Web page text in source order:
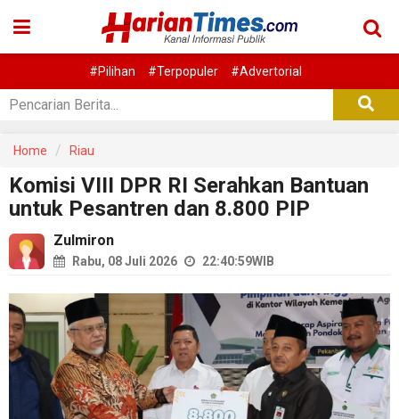
#Pilihan #Terpopuler #Advertorial
Home Riau
Komisi VIII DPR RI Serahkan Bantuan
untuk Pesantren dan 8.800 PIP
Zulmiron
Rabu, 08 Juli 2026 22:40:59WIB